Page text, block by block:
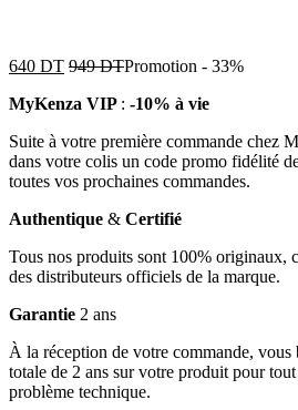
640 DT 949DTPromotion - 33%
MyKenza VIP : -10% à vie
Suite à votre première commande chez
dans votre colis un code promo fidélité
toutes vos prochaines commandes.
Authentique & Certifié
Tous nos produits sont 100% originaux,
des distributeurs officiels de la marque.
Garantie 2 ans
À la réception de votre commande, vous
totale de 2 ans sur votre produit pour
problème technique.